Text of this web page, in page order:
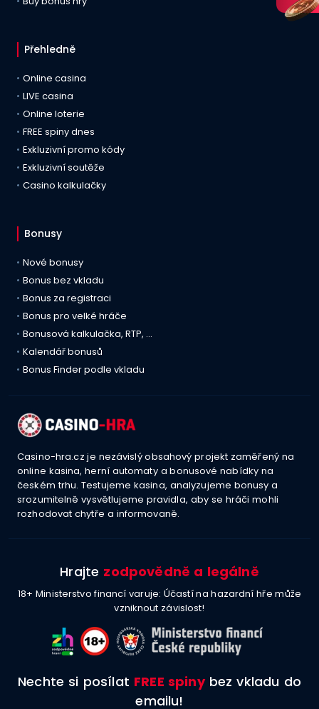
Přehledně
Online casina
LIVE casina
Online loterie
FREE spiny dnes
Exkluzivní promo kódy
Exkluzivní soutěže
Casino kalkulačky
Bonusy
Nové bonusy
Bonus bez vkladu
Bonus za registraci
Bonus pro velké hráče
Bonusová kalkulačka, RTP, …
Kalendář bonusů
Bonus Finder podle vkladu
Casino-hra.cz je nezávislý obsahový projekt zaměřený na
online kasina, herní automaty a bonusové nabídky na
českém trhu. Testujeme kasina, analyzujeme bonusy a
srozumitelně vysvětlujeme pravidla, aby se hráči mohli
rozhodovat chytře a informovaně.
Hrajte zodpovědně a legálně
18+ Ministerstvo financí varuje: Účastí na hazardní hře může
vzniknout závislost!
Nechte si posílat FREE spinybez vkladu do
emailu!